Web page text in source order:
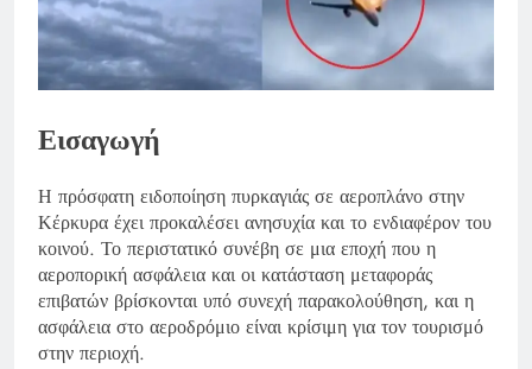
Εισαγωγή
Η πρόσφατη ειδοποίηση πυρκαγιάς σε αεροπλάνο στην
Κέρκυρα έχει προκαλέσει ανησυχία και το ενδιαφέρον του
κοινού. Το περιστατικό συνέβη σε μια εποχή που η
αεροπορική ασφάλεια και οι κατάσταση μεταφοράς
επιβατών βρίσκονται υπό συνεχή παρακολούθηση, και η
ασφάλεια στο αεροδρόμιο είναι κρίσιμη για τον τουρισμό
στην περιοχή.